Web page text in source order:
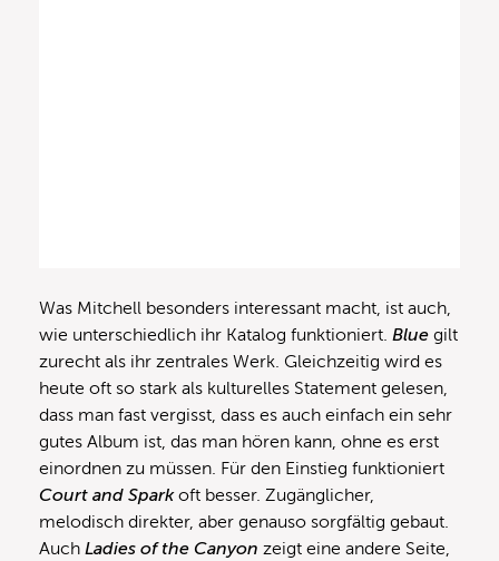
Was Mitchell besonders interessant macht, ist auch,
wie unterschiedlich ihr Katalog funktioniert. Blue gilt
zurecht als ihr zentrales Werk. Gleichzeitig wird es
heute oft so stark als kulturelles Statement gelesen,
dass man fast vergisst, dass es auch einfach ein sehr
gutes Album ist, das man hören kann, ohne es erst
einordnen zu müssen. Für den Einstieg funktioniert
Court and Sparkoft besser. Zugänglicher,
melodisch direkter, aber genauso sorgfältig gebaut.
Auch Ladies of the Canyon zeigt eine andere Seite,